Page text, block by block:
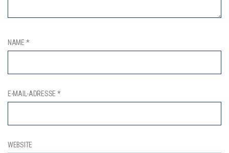
NAME *
E-MAIL-ADRESSE *
WEBSITE